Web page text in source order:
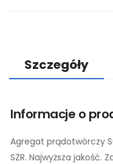
Szczegóły
Informacje o
Agregat prądotwórczy
SZR. Najwyższa jakość.